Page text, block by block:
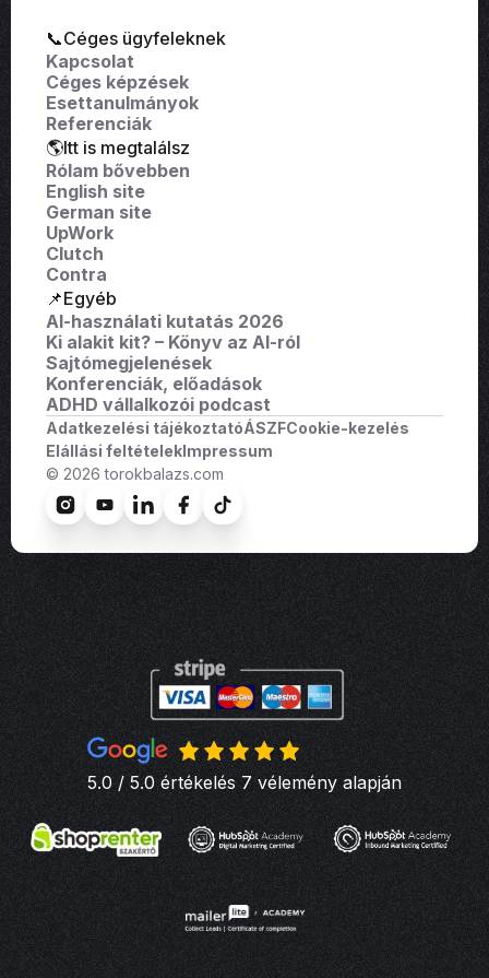
📞Céges ügyfeleknek
Kapcsolat
Céges képzések
Esettanulmányok
Referenciák
🌎Itt is megtalálsz
Rólam bővebben
English site
German site
UpWork
Clutch
Contra
📌Egyéb
AI-használati kutatás 2026
Ki alakit kit? – Könyv az AI-ról
Sajtómegjelenések
Konferenciák, előadások
ADHD vállalkozói podcast
Adatkezelési tájékoztatóÁSZFCookie-kezelés
Elállási feltételekImpressum
© 2026 torokbalazs.com
5.0 / 5.0 értékelés 7 vélemény alapján